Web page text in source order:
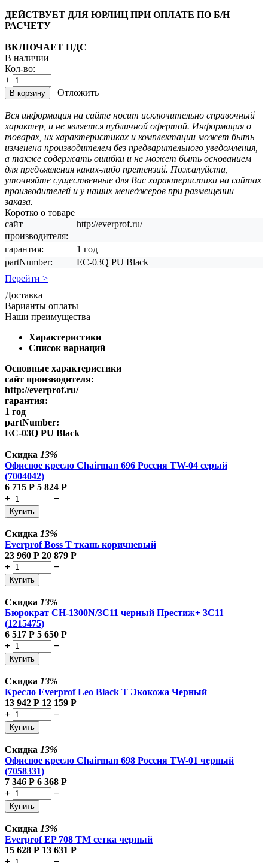
ДЕЙСТВУЕТ ДЛЯ ЮРЛИЦ ПРИ ОПЛАТЕ ПО Б/Н
РАСЧЕТУ
ВКЛЮЧАЕТ НДС
В наличии
Кол-во:
+
−
В корзину Отложить
Вся информация на сайте носит исключительно справочный
характер, и не является публичной офертой. Информация о
товарах, их характеристиках и комплектации может быть
изменена производителем без предварительного уведомления,
а также содержать ошибки и не может быть основанием
для предъявления каких-либо претензий. Пожалуйста,
уточняйте существенные для Вас характеристики на сайтах
производителей и у наших менеджеров при размещении
заказа.
Коротко о товаре
сайт
производителя:
http://everprof.ru/
гарантия:
1 год
partNumber:
EC-03Q PU Black
Перейти >
Доставка
Варианты оплаты
Наши преимущества
Характеристики
Список вариаций
Основные характеристики
сайт производителя:
http://everprof.ru/
гарантия:
1 год
partNumber:
EC-03Q PU Black
Скидка 13%
Офисное кресло Chairman 696 Россия TW-04 серый
(7004042)
6 715 Р 5 824 Р
+
−
Купить
Скидка 13%
Everprof Boss Т ткань коричневый
23 960 Р 20 879 Р
+
−
Купить
Скидка 13%
Бюрократ CH-1300N/3C11 черный Престиж+ 3C11
(1215475)
6 517 Р 5 650 Р
+
−
Купить
Скидка 13%
Кресло Everprof Leo Black T Экокожа Черный
13 942 Р 12 159 Р
+
−
Купить
Скидка 13%
Офисное кресло Chairman 698 Россия TW-01 черный
(7058331)
7 346 Р 6 368 Р
+
−
Купить
Скидка 13%
Everprof EP 708 TM сетка черный
15 628 Р 13 631 Р